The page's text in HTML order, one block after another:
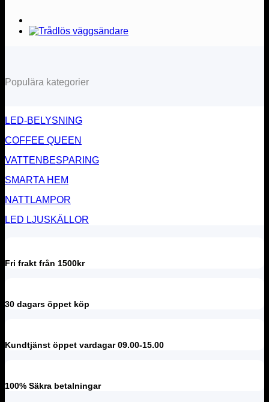
Populära kategorier
LED-BELYSNING
COFFEE QUEEN
VATTENBESPARING
SMARTA HEM
NATTLAMPOR
LED LJUSKÄLLOR
Fri frakt från 1500kr
30 dagars öppet köp
Kundtjänst öppet vardagar 09.00-15.00
100% Säkra betalningar